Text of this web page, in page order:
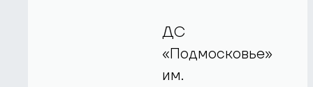
ДС
«Подмосковье»
им.